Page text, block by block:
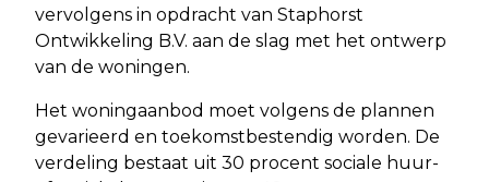
vervolgens in opdracht van Staphorst
Ontwikkeling B.V. aan de slag met het ontwerp
van de woningen.
Het woningaanbod moet volgens de plannen
gevarieerd en toekomstbestendig worden. De
verdeling bestaat uit 30 procent sociale huur-